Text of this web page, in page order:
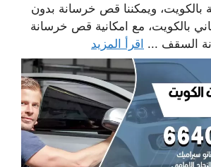
ويمكننا قص خرسانة بدون
بالكويت، مع امكانية قص خرسانة
السقف ... اقرأ المزيد